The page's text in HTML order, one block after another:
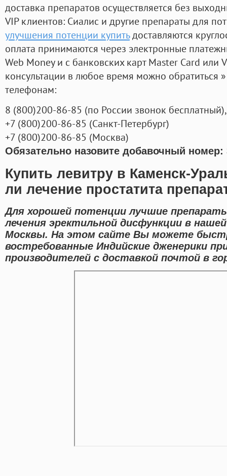
доставка препаратов осуществляется без
VIP клиентов: Сиалис и другие препараты для
улучшения потенции купитьдоставляются
оплата принимаются через электронные
Web Money и с банковских карт Master Card или
консультации в любое время можно обратиться
телефонам:
8 (800)200-86-85 (по России звонок бесплатный),
+7 (800)200-86-85 (Санкт-Петербург)
+7 (800)200-86-85 (Москва)
Обязательно назовите добавочный номер:
Купить левитру в Каменск-
ли лечение простатита
Для хорошей потенции лучшие
лечения эректильной дисфункции в
Москвы. На этом сайте Вы можете
востребованные Индийские дженерики
производителей с доставкой почтой в